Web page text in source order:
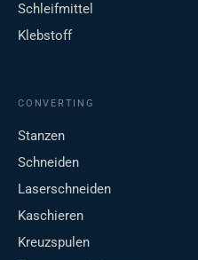
Schleifmittel
Klebstoff
CONVERTING
Stanzen
Schneiden
Laserschneiden
Kaschieren
Kreuzspulen